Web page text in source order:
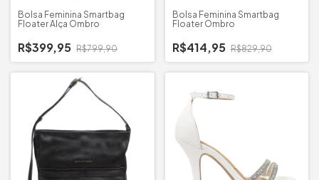
Bolsa Feminina Smartbag
Floater Alça Ombro
R$399,95 R$799,90
Bolsa Feminina Smartbag
Floater Ombro
R$414,95 R$829,90